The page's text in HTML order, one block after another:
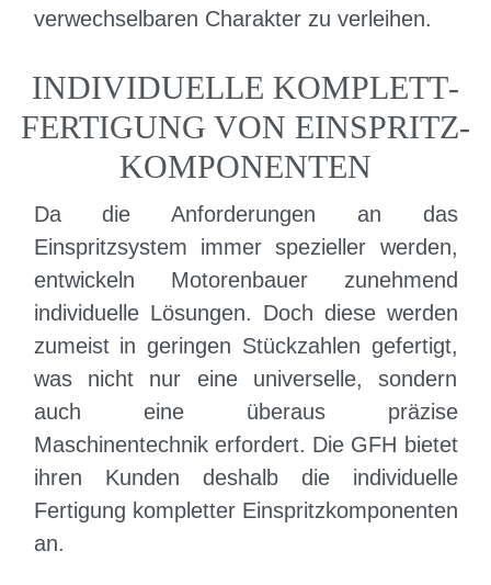
verwechselbaren Charakter zu verleihen.
INDIVIDUELLE KOMPLETT­
FERTIGUNG VON EINSPRITZ­
KOMPONENTEN
Da die Anforderungen an das
Einspritzsystem immer spezieller werden,
entwickeln Motorenbauer zunehmend
individuelle Lösungen. Doch diese werden
zumeist in geringen Stückzahlen gefertigt,
was nicht nur eine universelle, sondern
auch eine überaus präzise
Maschinentechnik erfordert. Die GFH bietet
ihren Kunden deshalb die individuelle
Fertigung kompletter Einspritzkomponenten
an.